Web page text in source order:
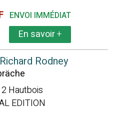
ENVOI IMMÉDIAT
En savoir+
Rodney
Hautbois
EDITION